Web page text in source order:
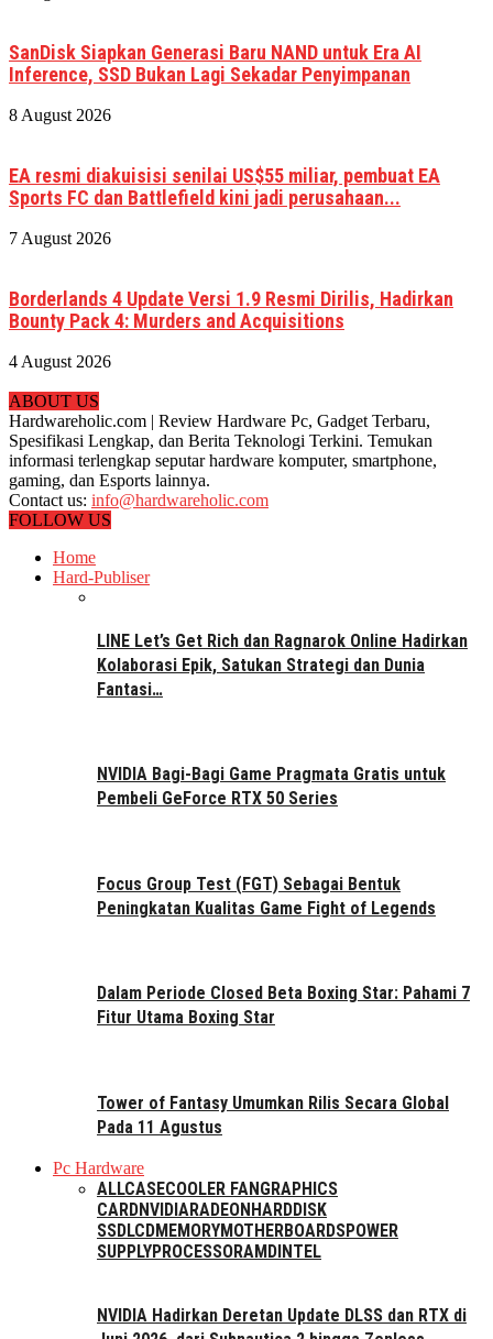
SanDisk Siapkan Generasi Baru NAND untuk Era AI
Inference, SSD Bukan Lagi Sekadar Penyimpanan
8 August 2026
EA resmi diakuisisi senilai US$55 miliar, pembuat EA
Sports FC dan Battlefield kini jadi perusahaan...
7 August 2026
Borderlands 4 Update Versi 1.9 Resmi Dirilis, Hadirkan
Bounty Pack 4: Murders and Acquisitions
4 August 2026
ABOUT US
Hardwareholic.com | Review Hardware Pc, Gadget Terbaru,
Spesifikasi Lengkap, dan Berita Teknologi Terkini. Temukan
informasi terlengkap seputar hardware komputer, smartphone,
gaming, dan Esports lainnya.
Contact us: info@hardwareholic.com
FOLLOW US
Home
Hard-Publiser
LINE Let’s Get Rich dan Ragnarok Online Hadirkan
Kolaborasi Epik, Satukan Strategi dan Dunia
Fantasi…
NVIDIA Bagi-Bagi Game Pragmata Gratis untuk
Pembeli GeForce RTX 50 Series
Focus Group Test (FGT) Sebagai Bentuk
Peningkatan Kualitas Game Fight of Legends
Dalam Periode Closed Beta Boxing Star: Pahami 7
Fitur Utama Boxing Star
Tower of Fantasy Umumkan Rilis Secara Global
Pada 11 Agustus
Pc Hardware
ALLCASECOOLER FAN GRAPHICS
CARDNVIDIARADEON HARDDISK
SSDLCDMEMORYMOTHERBOARDSPOWER
SUPPLYPROCESSORAMD INTEL
NVIDIA Hadirkan Deretan Update DLSS dan RTX di